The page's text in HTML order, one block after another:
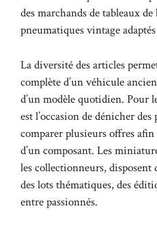
des marchands de tableaux
pneumatiques vintage
La diversité des articles
complète d’un véhicule
d’un modèle quotidien. Pour
est l’occasion de dénicher
comparer plusieurs offres afin
d’un composant. Les
les collectionneurs, disposent
des lots thématiques, des
entre passionnés.